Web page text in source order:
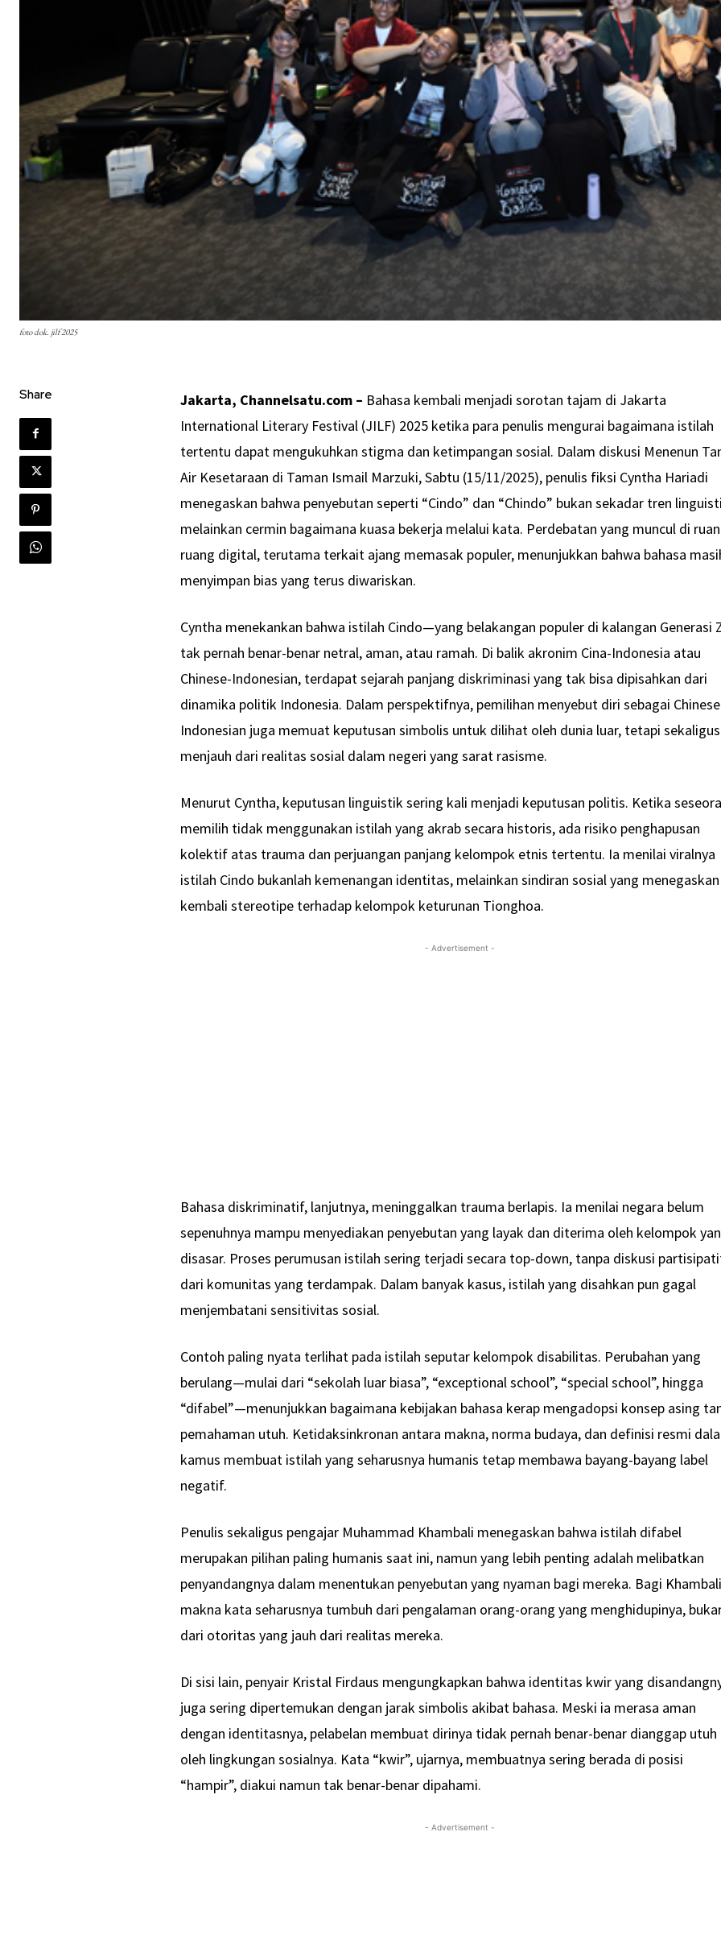
foto dok. jilf 2025
Share Jakarta, Channelsatu.com – Bahasa kembali menjadi sorotan tajam di Jakarta
International Literary Festival (JILF) 2025 ketika para penulis mengurai bagaimana istilah
tertentu dapat mengukuhkan stigma dan ketimpangan sosial. Dalam diskusi Menenun
Air Kesetaraan di Taman Ismail Marzuki, Sabtu (15/11/2025), penulis fiksi Cyntha Hariadi
menegaskan bahwa penyebutan seperti “Cindo” dan “Chindo” bukan sekadar tren
melainkan cermin bagaimana kuasa bekerja melalui kata. Perdebatan yang muncul di
ruang digital, terutama terkait ajang memasak populer, menunjukkan bahwa bahasa
menyimpan bias yang terus diwariskan.
Cyntha menekankan bahwa istilah Cindo—yang belakangan populer di kalangan Generasi
tak pernah benar-benar netral, aman, atau ramah. Di balik akronim Cina-Indonesia atau
Chinese-Indonesian, terdapat sejarah panjang diskriminasi yang tak bisa dipisahkan dari
dinamika politik Indonesia. Dalam perspektifnya, pemilihan menyebut diri sebagai
Indonesian juga memuat keputusan simbolis untuk dilihat oleh dunia luar, tetapi sekaligus
menjauh dari realitas sosial dalam negeri yang sarat rasisme.
Menurut Cyntha, keputusan linguistik sering kali menjadi keputusan politis. Ketika
memilih tidak menggunakan istilah yang akrab secara historis, ada risiko penghapusan
kolektif atas trauma dan perjuangan panjang kelompok etnis tertentu. Ia menilai viralnya
istilah Cindo bukanlah kemenangan identitas, melainkan sindiran sosial yang menegaskan
kembali stereotipe terhadap kelompok keturunan Tionghoa.
- Advertisement -
Bahasa diskriminatif, lanjutnya, meninggalkan trauma berlapis. Ia menilai negara belum
sepenuhnya mampu menyediakan penyebutan yang layak dan diterima oleh kelompok
disasar. Proses perumusan istilah sering terjadi secara top-down, tanpa diskusi
dari komunitas yang terdampak. Dalam banyak kasus, istilah yang disahkan pun gagal
menjembatani sensitivitas sosial.
Contoh paling nyata terlihat pada istilah seputar kelompok disabilitas. Perubahan yang
berulang—mulai dari “sekolah luar biasa”, “exceptional school”, “special school”, hingga
“difabel”—menunjukkan bagaimana kebijakan bahasa kerap mengadopsi konsep asing
pemahaman utuh. Ketidaksinkronan antara makna, norma budaya, dan definisi resmi
kamus membuat istilah yang seharusnya humanis tetap membawa bayang-bayang label
negatif.
Penulis sekaligus pengajar Muhammad Khambali menegaskan bahwa istilah difabel
merupakan pilihan paling humanis saat ini, namun yang lebih penting adalah melibatkan
penyandangnya dalam menentukan penyebutan yang nyaman bagi mereka. Bagi
makna kata seharusnya tumbuh dari pengalaman orang-orang yang menghidupinya,
dari otoritas yang jauh dari realitas mereka.
Di sisi lain, penyair Kristal Firdaus mengungkapkan bahwa identitas kwir yang
juga sering dipertemukan dengan jarak simbolis akibat bahasa. Meski ia merasa aman
dengan identitasnya, pelabelan membuat dirinya tidak pernah benar-benar dianggap utuh
oleh lingkungan sosialnya. Kata “kwir”, ujarnya, membuatnya sering berada di posisi
“hampir”, diakui namun tak benar-benar dipahami.
- Advertisement -